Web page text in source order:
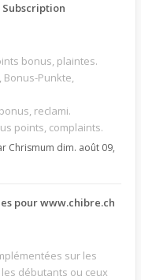
bonus, plaintes.
Punkte,
reclami.
points, complaints.
Chrismum dim. août 09,
pour www.chibre.ch
sur les
débutants ou ceux